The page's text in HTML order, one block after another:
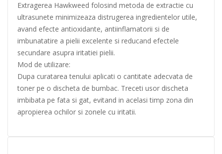
Extragerea Hawkweed folosind metoda de extractie cu
ultrasunete minimizeaza distrugerea ingredientelor utile,
avand efecte antioxidante, antiinflamatorii si de
imbunatatire a pielii excelente si reducand efectele
secundare asupra iritatiei pielii.
Mod de utilizare:
Dupa curatarea tenului aplicati o cantitate adecvata de
toner pe o discheta de bumbac. Treceti usor discheta
imbibata pe fata si gat, evitand in acelasi timp zona din
apropierea ochilor si zonele cu iritatii.